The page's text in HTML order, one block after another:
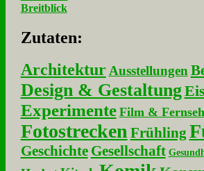
Breitblick
Zu­ta­ten:
Architektur Ausstellungen
Design & Gestaltung
Experimente Film &
Fotostrecken Frühling
Geschichte Gesellschaft